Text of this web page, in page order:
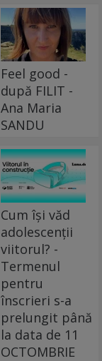
Feel good -
după FILIT -
Ana Maria
SANDU
Cum își văd
adolescenții
viitorul? -
Termenul
pentru
înscrieri s-a
prelungit până
la data de 11
OCTOMBRIE